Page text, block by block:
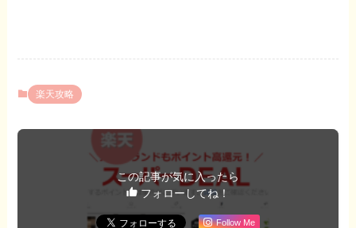
楽天攻略
この記事が気に入ったら
フォローしてね！
Follow Me